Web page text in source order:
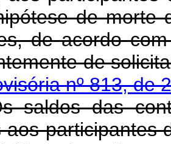
de morte
de acordo
nº 813, de
saldos das
aos participantes